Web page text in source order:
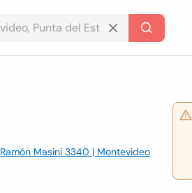
Ramón Masini 3340 | Montevideo